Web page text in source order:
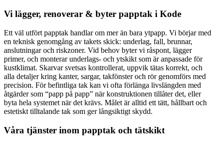
Vi lägger, renoverar & byter papptak i Kode
Ett väl utfört papptak handlar om mer än bara ytpapp. Vi börjar med
en teknisk genomgång av takets skick: underlag, fall, brunnar,
anslutningar och riskzoner. Vid behov byter vi råspont, lägger
primer, och monterar underlags- och ytskikt som är anpassade för
kustklimat. Skarvar svetsas kontrollerat, uppvik tätas korrekt, och
alla detaljer kring kanter, sargar, takfönster och rör genomförs med
precision. För befintliga tak kan vi ofta förlänga livslängden med
åtgärder som “papp på papp” när konstruktionen tillåter det, eller
byta hela systemet när det krävs. Målet är alltid ett tätt, hållbart och
estetiskt tilltalande tak som ger långsiktigt skydd.
Våra tjänster inom papptak och tätskikt